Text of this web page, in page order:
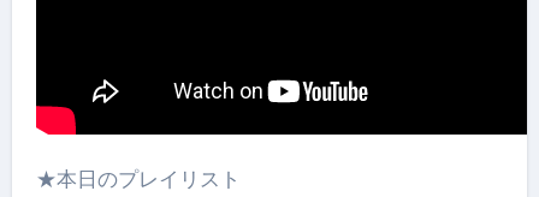
★本日のプレイリスト